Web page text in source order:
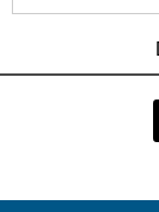
技術を使う
Umios、消
【
湾サプライ
合基盤を本
鹿島建設、
AIを遠隔監
近大病院と
技術を使う